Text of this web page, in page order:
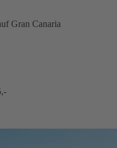
Gran Canaria